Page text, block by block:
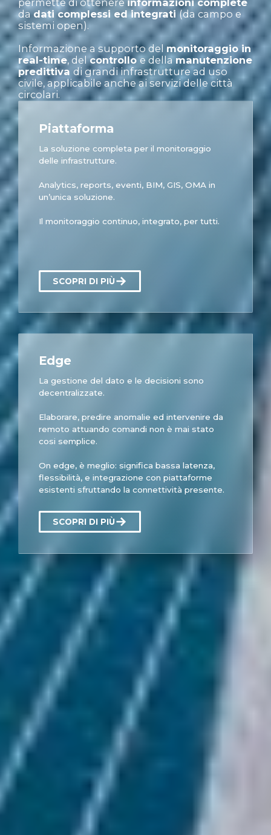
permette di ottenere informazioni complete
dadati complessi ed integrati(da campo e
sistemi open).
Informazione a supporto del monitoraggio in
real-time, delcontrollo e dellamanutenzione
predittiva di grandi infrastrutture ad uso
civile, applicabile anche ai servizi delle città
circolari.
Piattaforma
La soluzione completa per il monitoraggio
delle infrastrutture.
Analytics, reports, eventi, BIM, GIS, OMA in
un’unica soluzione.
Il monitoraggio continuo, integrato, per tutti.
SCOPRI DI PIÙ
Edge
La gestione del dato e le decisioni sono
decentralizzate.
Elaborare, predire anomalie ed intervenire da
remoto attuando comandi non è mai stato
cosi semplice.
On edge, è meglio: significa bassa latenza,
flessibilità, e integrazione con piattaforme
esistenti sfruttando la connettività presente.
SCOPRI DI PIÙ